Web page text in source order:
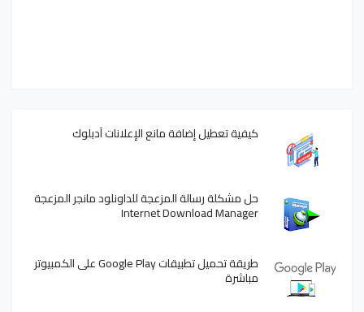
كيفية تعطيل إضافة مانع الإعلانات آدبلوك
حل مشكلة رسالة المزعجة للداونلود مانجر المزعجة
Internet Download Manager
طريقة تحميل تطبيقات Google Play على الكمبيوتر
مباشرة